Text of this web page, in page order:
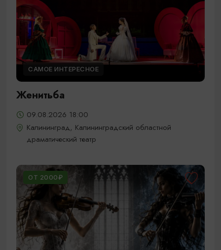
САМОЕ ИНТЕРЕСНОЕ
Женитьба
09.08.2026 18:00
Калининград, Калининградский областной
драматический театр
ОТ 2000₽